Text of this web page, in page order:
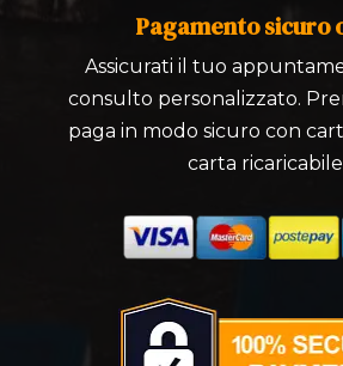
Pagamento sicuro
Assicurati il tuo
consulto personalizzato.
paga in modo sicuro con
carta